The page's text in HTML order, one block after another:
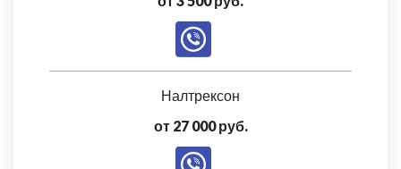
Налтрексон
от 27 000 руб.